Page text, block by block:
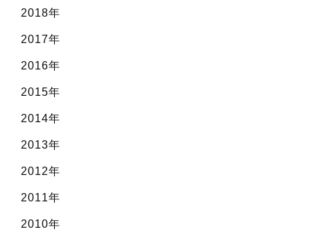
2018年
2017年
2016年
2015年
2014年
2013年
2012年
2011年
2010年